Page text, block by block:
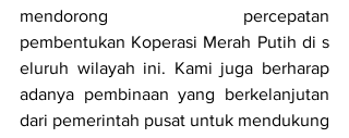
mendorong percepatan
pembentukan Koperasi Merah Putih di s
eluruh wilayah ini. Kami juga berharap
adanya pembinaan yang berkelanjutan
dari pemerintah pusat untuk mendukung